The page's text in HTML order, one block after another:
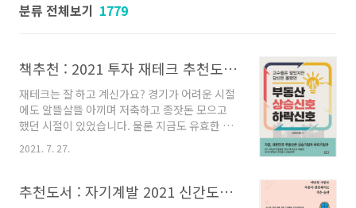
분류 전체보기 1779
책추천 : 2021 투자 재테크 추천도서 5권(ft.부동산 경매)
재테크는 잘 하고 계신가요? 경기가 어려운 시절
에도 알뜰살뜰 아끼며 저축하고 종잣돈 모으고
했던 시절이 있었습니다. 물론 지금도 유효한 이
야기 이긴 하지만, 작년과 올해는 코로나사태로
전세계 누구도 생각지도 못했던 후폭풍이 엄청나
었습니다. 월급으로만 생활하기가 어려운 시절입
2021. 7. 27.
추천도서 : 자기계발 2021 신간도서 책추천 TOP3